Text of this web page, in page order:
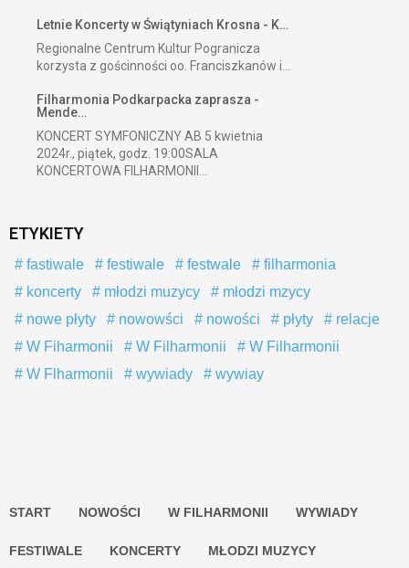
Letnie Koncerty w Świątyniach Krosna - K…
Regionalne Centrum Kultur Pogranicza
korzysta z gościnności oo. Franciszkanów i...
Filharmonia Podkarpacka zaprasza -
Mende…
KONCERT SYMFONICZNY AB 5 kwietnia
2024r., piątek, godz. 19:00SALA
KONCERTOWA FILHARMONII...
ETYKIETY
fastiwale festiwale festwale
filharmonia
koncerty
młodzi muzycy
młodzi mzycy
nowe płyty
nowowści nowości płyty
relacje
W Fiharmonii
W Filharmonii
W Filharmonii
W Flharmonii
wywiady wywiay
START NOWOŚCI W FILHARMONII WYWIADY
FESTIWALE KONCERTY MŁODZI MUZYCY